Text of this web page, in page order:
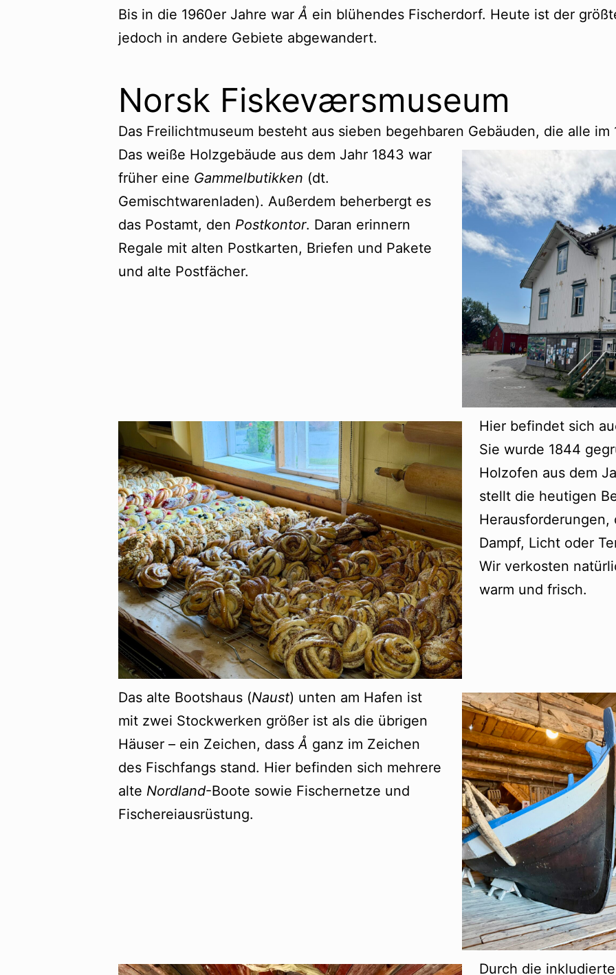
Bis in die 1960er Jahre warÅ ein blühendes Fischerdorf. Heute ist der
jedoch in andere Gebiete abgewandert.
Norsk Fiskeværsmuseum
Das Freilichtmuseum besteht aus sieben begehbaren Gebäuden, die alle
Das weiße Holzgebäude aus dem Jahr 1843 war
früher eine Gammelbutikken (dt.
Gemischtwarenladen). Außerdem beherbergt es
das Postamt, den Postkontor. Daran erinnern
Regale mit alten Postkarten, Briefen und Pakete
und alte Postfächer.
Hier befindet sich
Sie wurde 1844
Holzofen aus dem
stellt die heutigen
Dampf, Licht oder
Wir verkosten
warm und frisch.
Das alte Bootshaus (Naust) unten am Hafen ist
mit zwei Stockwerken größer ist als die übrigen
Häuser – ein Zeichen, dassÅ ganz im Zeichen
des Fischfangs stand. Hier befinden sich mehrere
alte Nordland-Boote sowie Fischernetze und
Fischereiausrüstung.
Durch die